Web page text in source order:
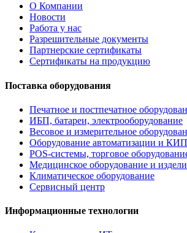
О Компании
Новости
Работа у нас
Разрешительные документы
Партнерские сертификаты
Сертификаты на продукцию
Поставка оборудования
Печатное и постпечатное
ИБП, батареи, электрооборудование
Весовое и измерительное
Оборудование автоматизации и КИП
POS-системы, торговое
Медицинское оборудование и
Климатическое оборудование
Сервисный центр
Информационные технологии